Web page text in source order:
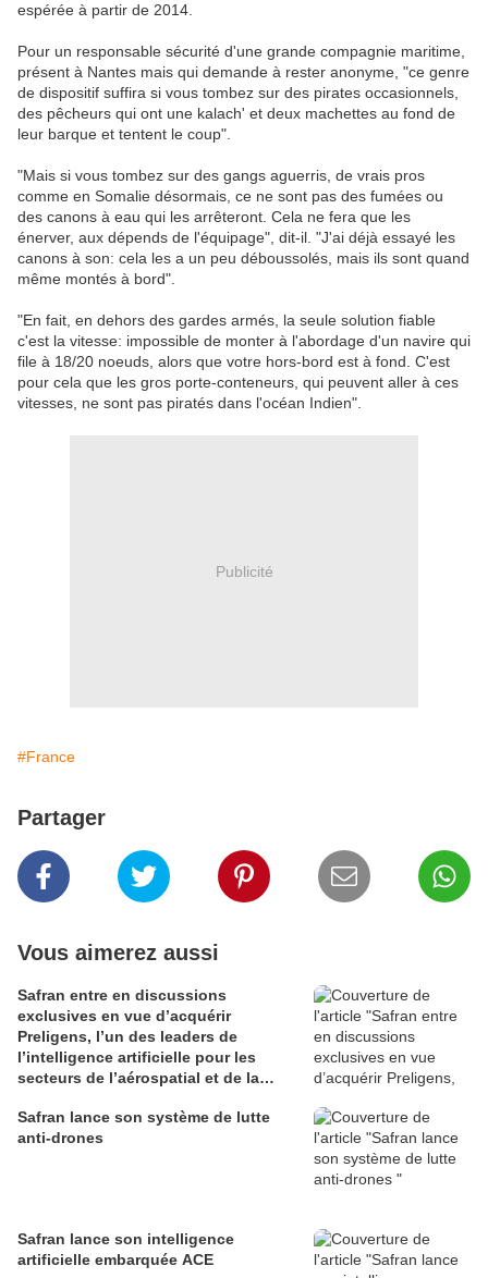
espérée à partir de 2014.
Pour un responsable sécurité d'une grande compagnie maritime,
présent à Nantes mais qui demande à rester anonyme, "ce genre
de dispositif suffira si vous tombez sur des pirates occasionnels,
des pêcheurs qui ont une kalach' et deux machettes au fond de
leur barque et tentent le coup".
"Mais si vous tombez sur des gangs aguerris, de vrais pros
comme en Somalie désormais, ce ne sont pas des fumées ou
des canons à eau qui les arrêteront. Cela ne fera que les
énerver, aux dépends de l'équipage", dit-il. "J'ai déjà essayé les
canons à son: cela les a un peu déboussolés, mais ils sont quand
même montés à bord".
"En fait, en dehors des gardes armés, la seule solution fiable
c'est la vitesse: impossible de monter à l'abordage d'un navire qui
file à 18/20 noeuds, alors que votre hors-bord est à fond. C'est
pour cela que les gros porte-conteneurs, qui peuvent aller à ces
vitesses, ne sont pas piratés dans l'océan Indien".
Publicité
#France
Partager
Vous aimerez aussi
Safran entre en discussions
exclusives en vue d’acquérir
Preligens, l’un des leaders de
l’intelligence artificielle pour les
secteurs de l’aérospatial et de la
Safran lance son système de lutte
anti-drones
Safran lance son intelligence
artificielle embarquée ACE